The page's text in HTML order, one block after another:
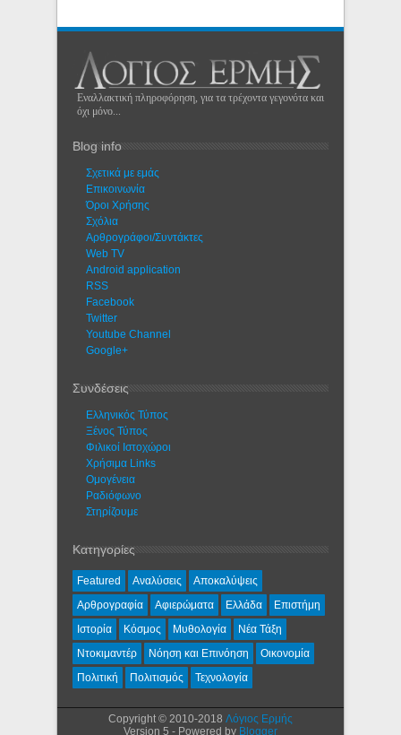
Εναλλακτική πληροφόρηση, για τα τρέχοντα γεγονότα και
όχι μόνο...
Blog info
Σχετικά με εμάς
Eπικοινωνία
Όροι Χρήσης
Σχόλια
Αρθρογράφοι/Συντάκτες
Web TV
Android application
RSS
Facebook
Twitter
Youtube Channel
Google+
Συνδέσεις
Ελληνικός Τύπος
Ξένος Τύπος
Φιλικοί Ιστοχώροι
Χρήσιμα Links
Ομογένεια
Ραδιόφωνο
Στηρίζουμε
Κατηγορίες
Featured Αναλύσεις
Αποκαλύψεις
Αρθρογραφία
Αφιερώματα Ελλάδα
Επιστήμη
Ιστορία
Κόσμος Μυθολογία
Νέα Τάξη
Ντοκιμαντέρ
Νόηση και Επινόηση
Οικονομία
Πολιτική
Πολιτισμός Τεχνολογία
Copyright © 2010-2018 Λόγιος Ερμής
Version 5 - Powered by Blogger